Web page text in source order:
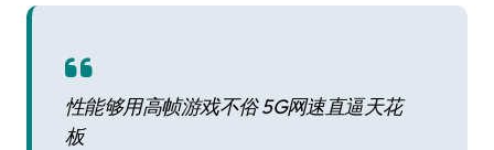
性能够用高帧游戏不俗 5G网速直逼天花
板